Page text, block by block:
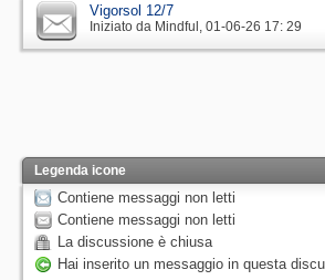
Vigorsol 12/7
Iniziato da Mindful‎, 01-06-26 17: 29
Legenda icone
Contiene messaggi non letti
Contiene messaggi non letti
La discussione è chiusa
Hai inserito un messaggio in questa